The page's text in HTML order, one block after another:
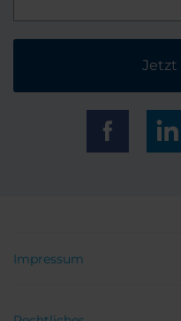
Jetzt
Impressum